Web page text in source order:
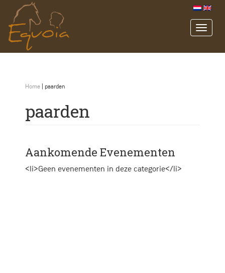
Home paarden
paarden
Aankomende Evenementen
<li>Geen evenementen in deze categorie</li>